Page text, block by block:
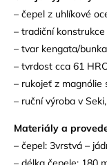
– čepel z uhlíkové
– tradiční
– tvar kengata/
– tvrdost cca 61
– rukojeť z magnólie
– ruční výroba v
Materiály a
– čepel: 3vrstvá –